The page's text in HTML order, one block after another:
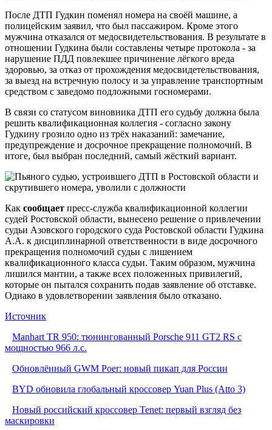
После ДТП Гудкин поменял номера на своёй машине, а
полицейским заявил, что был пассажиром. Кроме этого
мужчина отказался от медосвидетельствования. В результате в
отношении Гудкина были составлены четыре протокола - за
нарушение ПДД повлекшее причинение лёгкого вреда
здоровью, за отказ от прохождения медосвидетельствования,
за выезд на встречную полосу и за управление транспортным
средством с заведомо подложными госномерами.
В связи со статусом виновника ДТП его судьбу должна была
решить квалификационная коллегия - согласно закону
Гудкину грозило одно из трёх наказаний: замечание,
предупреждение и досрочное прекращение полномочий. В
итоге, был выбран последний, самый жёсткий вариант.
Как сообщает пресс-служба квалификационной коллегии
судей Ростовской области, вынесено решение о привлечении
судьи Азовского городского суда Ростовской области Гудкина
А.А. к дисциплинарной ответственности в виде досрочного
прекращения полномочий судьи с лишением
квалификационного класса судьи. Таким образом, мужчина
лишился мантии, а также всех положенных привилегий,
которые он пытался сохранить подав заявление об отставке.
Однако в удовлетворении заявления было отказано.
Источник
Manhart TR 950: тюнингованный Porsche 911 GT2 RS с
мощностью 966 л.с.
Обновлённый GWM Poer: новый пикап для России
BYD обновила глобальный кроссовер Yuan Plus (Atto 3)
Новый российский кроссовер Tenet: первый взгляд без
маскировки